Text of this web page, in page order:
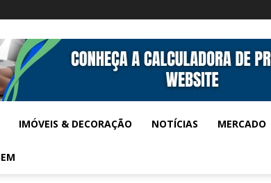
IMÓVEIS & DECORAÇÃO NOTÍCIAS MERCADO